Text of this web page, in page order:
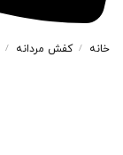
خانه / کفش مردانه /